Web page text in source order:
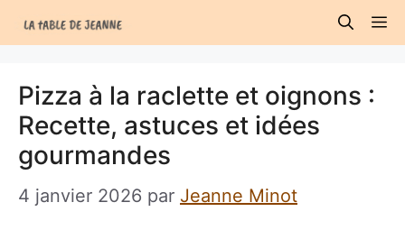
au
Pizza à la raclette et oignons :
Recette, astuces et idées
gourmandes
4 janvier 2026 par Jeanne Minot